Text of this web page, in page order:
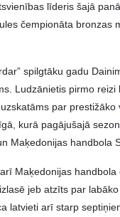
līderis šajā
čempionāta bronzas
spilgtāku gadu
Ludzānietis pirmo
par
kurā pagājušajā
Maķedonijas handbola
Maķedonijas
jeb atzīts par
latvieti arī starp